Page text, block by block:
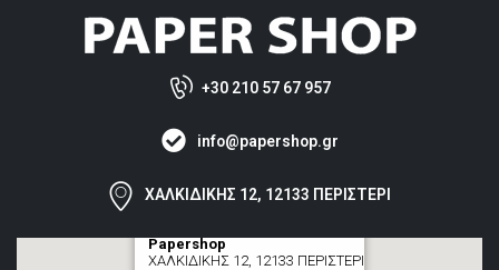
+30 210 57 67 957
info@papershop.gr
ΧΑΛΚΙΔΙΚΗΣ 12, 12133 ΠΕΡΙΣΤΕΡΙ
Papershop
ΧΑΛΚΙΔΙΚΗΣ 12, 12133 ΠΕΡΙΣΤΕΡΙ